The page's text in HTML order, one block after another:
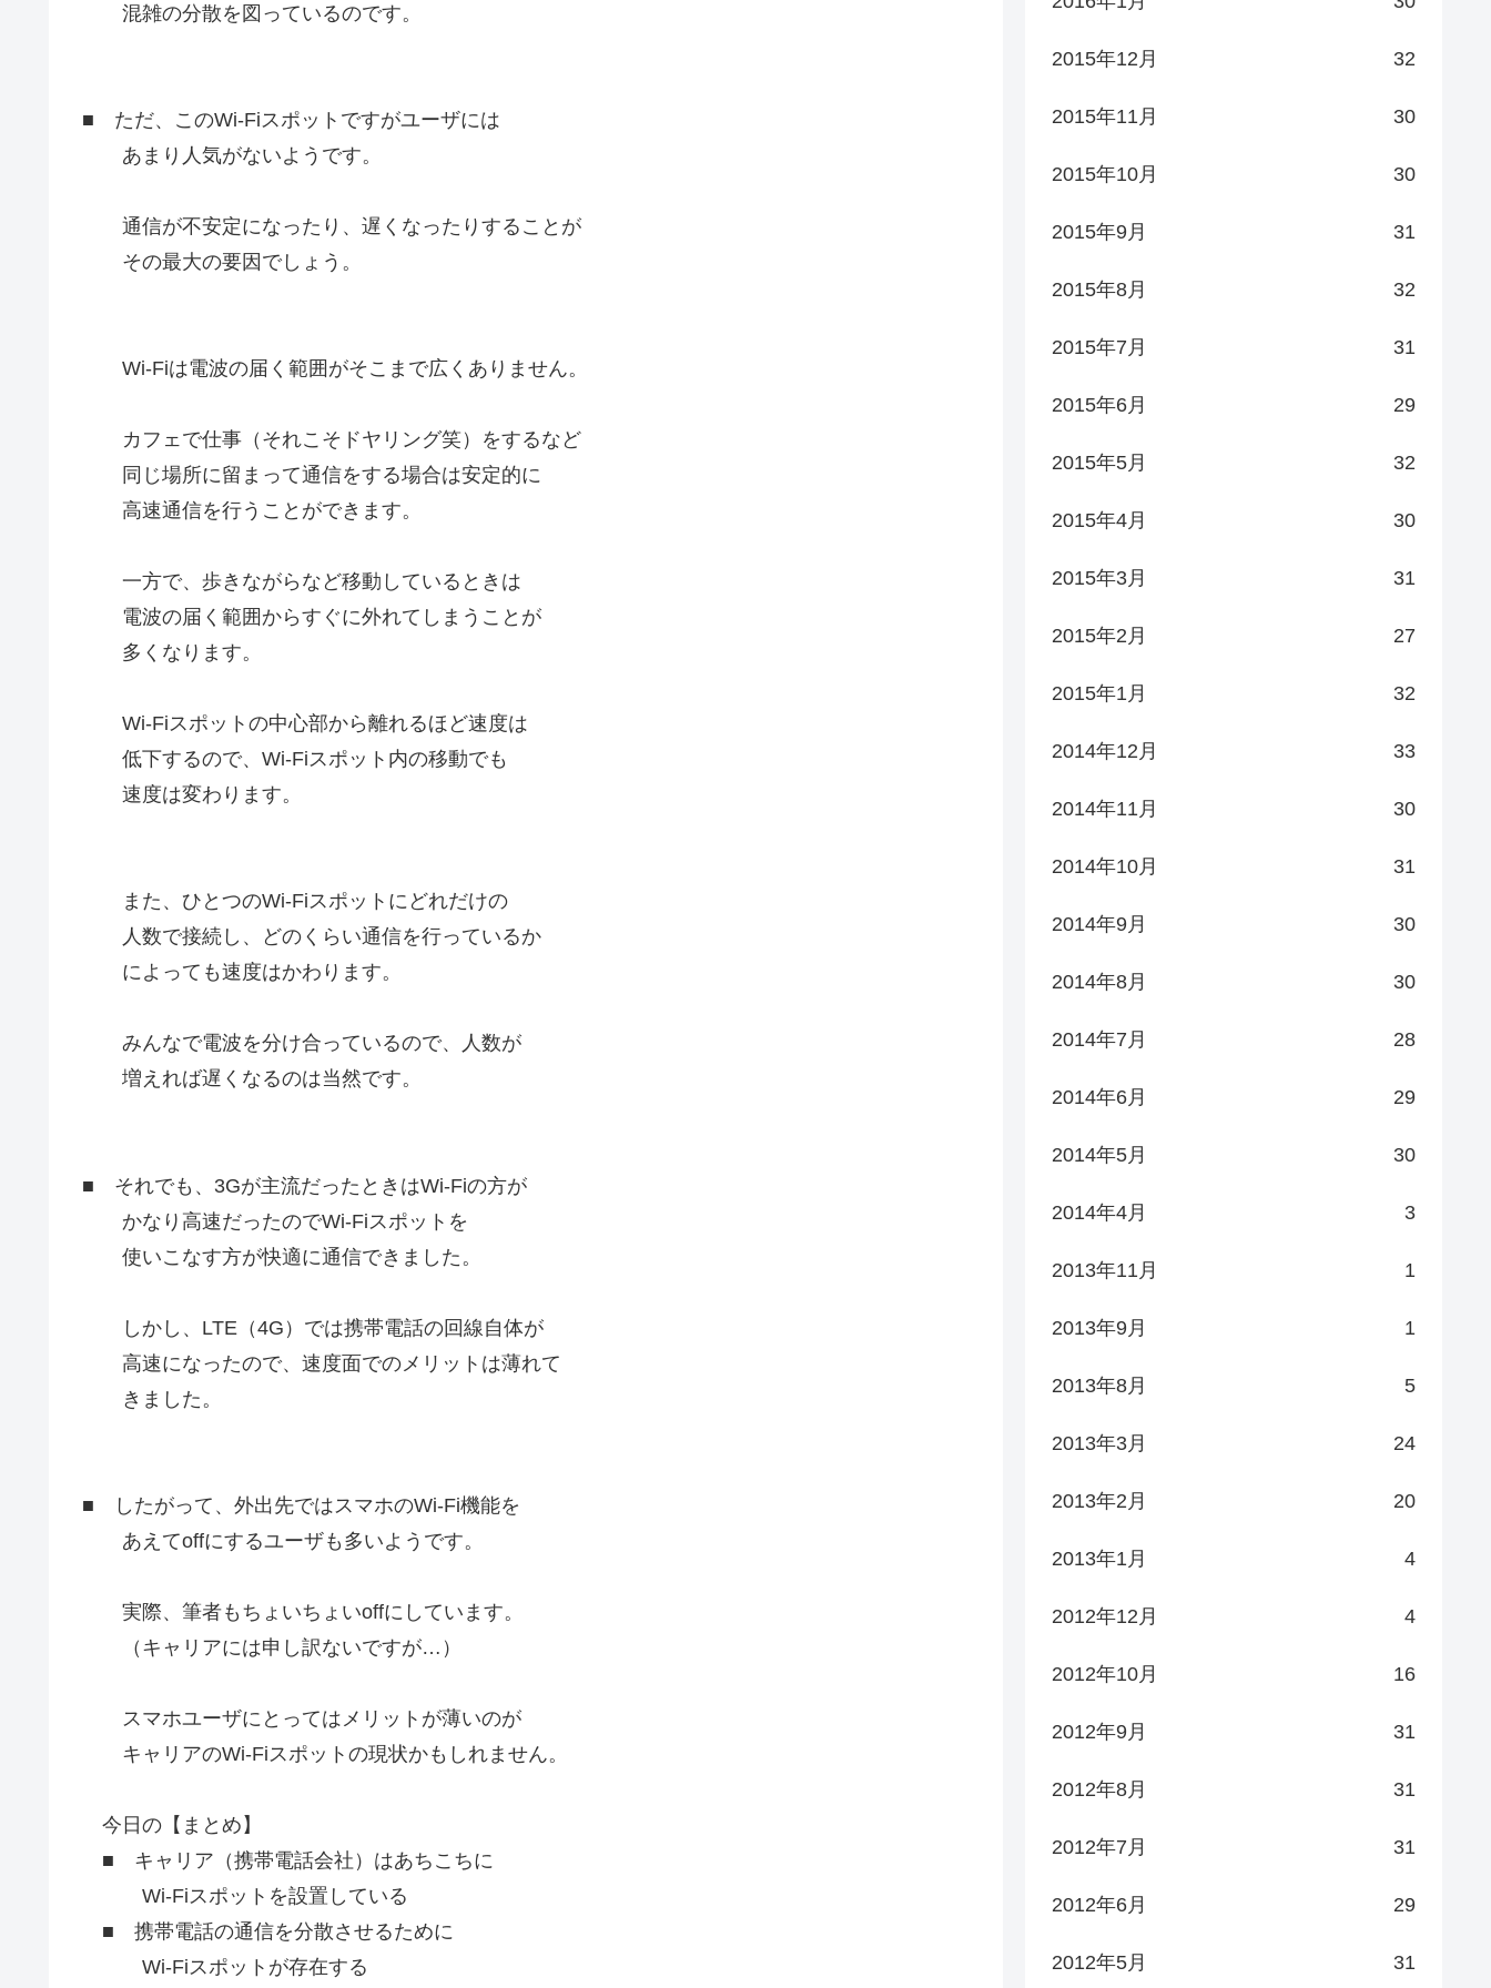
混雑の分散を図っているのです。
■ ただ、このWi-Fiスポットですがユーザには
あまり人気がないようです。
通信が不安定になったり、遅くなったりすることが
その最大の要因でしょう。
Wi-Fiは電波の届く範囲がそこまで広くありません。
カフェで仕事（それこそドヤリング笑）をするなど
同じ場所に留まって通信をする場合は安定的に
高速通信を行うことができます。
一方で、歩きながらなど移動しているときは
電波の届く範囲からすぐに外れてしまうことが
多くなります。
Wi-Fiスポットの中心部から離れるほど速度は
低下するので、Wi-Fiスポット内の移動でも
速度は変わります。
また、ひとつのWi-Fiスポットにどれだけの
人数で接続し、どのくらい通信を行っているか
によっても速度はかわります。
みんなで電波を分け合っているので、人数が
増えれば遅くなるのは当然です。
■ それでも、3Gが主流だったときはWi-Fiの方が
かなり高速だったのでWi-Fiスポットを
使いこなす方が快適に通信できました。
しかし、LTE（4G）では携帯電話の回線自体が
高速になったので、速度面でのメリットは薄れて
きました。
■ したがって、外出先ではスマホのWi-Fi機能を
あえてoffにするユーザも多いようです。
実際、筆者もちょいちょいoffにしています。
（キャリアには申し訳ないですが…）
スマホユーザにとってはメリットが薄いのが
キャリアのWi-Fiスポットの現状かもしれません。
今日の【まとめ】
■ キャリア（携帯電話会社）はあちこちに
Wi-Fiスポットを設置している
■ 携帯電話の通信を分散させるために
Wi-Fiスポットが存在する
2015年12月 32
2015年11月 30
2015年10月 30
2015年9月 31
2015年8月 32
2015年7月 31
2015年6月 29
2015年5月 32
2015年4月 30
2015年3月 31
2015年2月 27
2015年1月 32
2014年12月 33
2014年11月 30
2014年10月 31
2014年9月 30
2014年8月 30
2014年7月 28
2014年6月 29
2014年5月 30
2014年4月 3
2013年11月 1
2013年9月 1
2013年8月 5
2013年3月 24
2013年2月 20
2013年1月 4
2012年12月 4
2012年10月 16
2012年9月 31
2012年8月 31
2012年7月 31
2012年6月 29
2012年5月 31